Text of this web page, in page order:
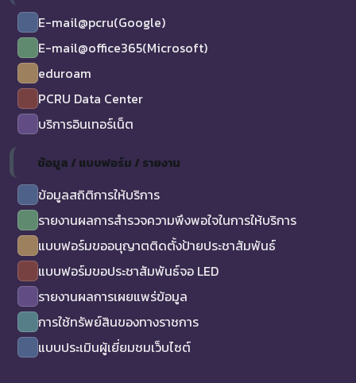
E-mail@pcru(Google)
E-mail@office365(Microsoft)
eduroam
PCRU Data Center
บริการอินเทอร์เน็ต
ข้อมูล / แบบฟอร์ม / รายงาน
ข้อมูลสถิติการให้บริการ
รายงานผลการสำรวจความพึงพอใจในการให้บริการ
แบบฟอร์มขออนุญาตติดตั้งป้ายประชาสัมพันธ์
แบบฟอร์มขอประชาสัมพันธ์จอ LED
รายงานผลการเผยแพร่ข้อมูล
การใช้ทรัพย์สินของทางราชการ
แบบประเมินผู้เยี่ยมชมเว็บไซต์